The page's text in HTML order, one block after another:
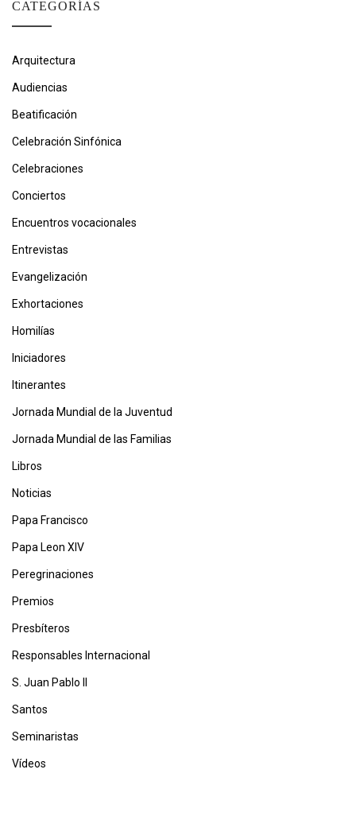
CATEGORÍAS
Arquitectura
Audiencias
Beatificación
Celebración Sinfónica
Celebraciones
Conciertos
Encuentros vocacionales
Entrevistas
Evangelización
Exhortaciones
Homilías
Iniciadores
Itinerantes
Jornada Mundial de la Juventud
Jornada Mundial de las Familias
Libros
Noticias
Papa Francisco
Papa Leon XIV
Peregrinaciones
Premios
Presbíteros
Responsables Internacional
S. Juan Pablo II
Santos
Seminaristas
Vídeos